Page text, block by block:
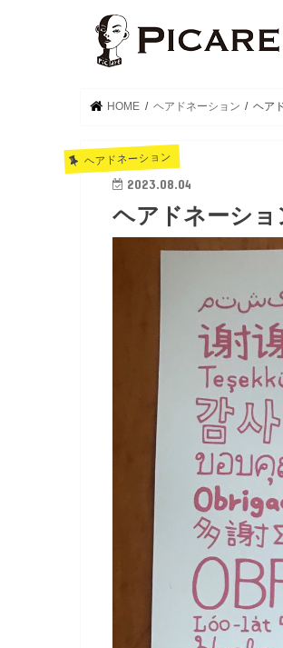
HOME ヘアドネーション ヘア
ヘアドネーション
2023.08.04
ヘアドネーショ